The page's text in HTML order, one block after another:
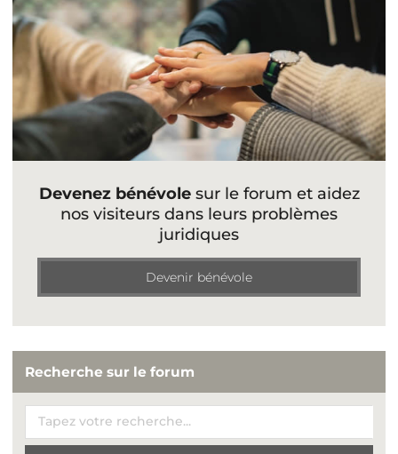
Devenez bénévolesur le forum et aidez
nos visiteurs dans leurs problèmes
juridiques
Devenir bénévole
Recherche sur le forum